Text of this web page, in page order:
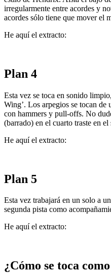
irregularmente entre acordes y
acordes sólo tiene que mover el
He aquí el extracto:
Plan 4
Esta vez se toca en sonido
Wing’. Los arpegios se tocan
con hammers y pull-offs. No
(barrado) en el cuarto traste en el
He aquí el extracto:
Plan 5
Esta vez trabajará en un solo a
segunda pista como
He aquí el extracto:
¿Cómo se toca